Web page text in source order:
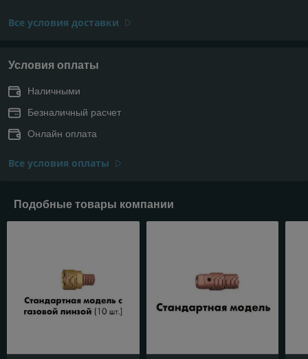
Все условия доставки
Условия оплаты
Наличными
Безналичный расчет
Онлайн оплата
Все условия оплаты
Подобные товары компании